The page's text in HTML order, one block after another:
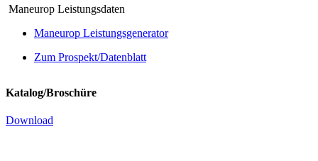
Maneurop Leistungsdaten
Maneurop Leistungsgenerator
Zum Prospekt/Datenblatt
Katalog/Broschüre
Download